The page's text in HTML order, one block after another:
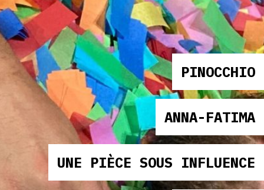
PINOCCHIO
ANNA-FATIMA
UNE PIÈCE SOUS INFLUENCE